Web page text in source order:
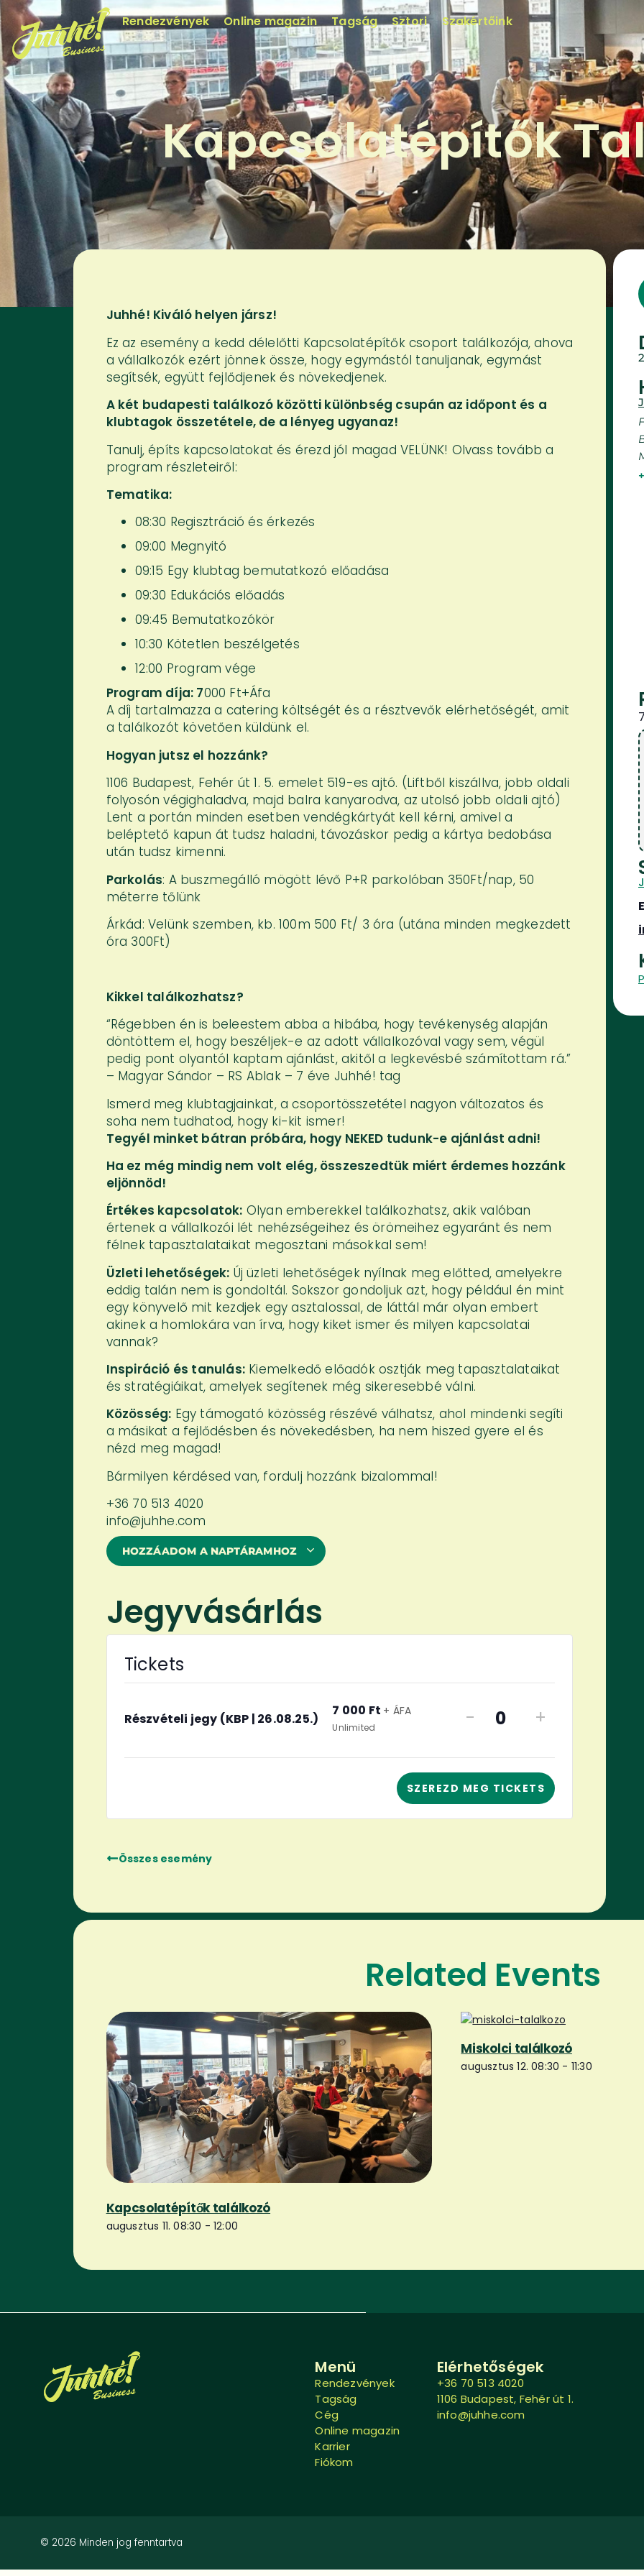
Rendezvények Online magazin Tagság Sztori Szakértőink
Kapcsolatépítők
Juhhé! Kiváló helyen jársz!
Ez az esemény a kedd délelőtti Kapcsolatépítők csoport találkozója, ahova
a vállalkozók ezért jönnek össze, hogy egymástól tanuljanak, egymást
segítsék, együtt fejlődjenek és növekedjenek.
A két budapesti találkozó közötti különbség csupán az időpont és a
klubtagok összetétele, de a lényeg ugyanaz!
Tanulj, építs kapcsolatokat és érezd jól magad VELÜNK! Olvass tovább a
program részleteiről:
Tematika:
08:30 Regisztráció és érkezés
09:00 Megnyitó
09:15 Egy klubtag bemutatkozó előadása
09:30 Edukációs előadás
09:45 Bemutatkozókör
10:30 Kötetlen beszélgetés
12:00 Program vége
Program díja: 7000 Ft+Áfa
A díj tartalmazza a catering költségét és a résztvevők elérhetőségét, amit
a találkozót követően küldünk el.
Hogyan jutsz el hozzánk?
1106 Budapest, Fehér út 1. 5. emelet 519-es ajtó. (Liftből kiszállva, jobb oldali
folyosón végighaladva, majd balra kanyarodva, az utolsó jobb oldali ajtó)
Lent a portán minden esetben vendégkártyát kell kérni, amivel a
beléptető kapun át tudsz haladni, távozáskor pedig a kártya bedobása
után tudsz kimenni.
Parkolás: A buszmegálló mögött lévő P+R parkolóban 350Ft/nap, 50
méterre tőlünk
Árkád: Velünk szemben, kb. 100m 500 Ft/ 3 óra (utána minden megkezdett
óra 300Ft)
Kikkel találkozhatsz?
“Régebben én is beleestem abba a hibába, hogy tevékenység alapján
döntöttem el, hogy beszéljek-e az adott vállalkozóval vagy sem, végül
pedig pont olyantól kaptam ajánlást, akitől a legkevésbé számítottam rá.”
– Magyar Sándor – RS Ablak – 7 éve Juhhé! tag
Ismerd meg klubtagjainkat, a csoportösszetétel nagyon változatos és
soha nem tudhatod, hogy ki-kit ismer!
Tegyél minket bátran próbára, hogy NEKED tudunk-e ajánlást adni!
Ha ez még mindig nem volt elég, összeszedtük miért érdemes hozzánk
eljönnöd!
Értékes kapcsolatok: Olyan emberekkel találkozhatsz, akik valóban
értenek a vállalkozói lét nehézségeihez és örömeihez egyaránt és nem
félnek tapasztalataikat megosztani másokkal sem!
Üzleti lehetőségek: Új üzleti lehetőségek nyílnak meg előtted, amelyekre
eddig talán nem is gondoltál. Sokszor gondoljuk azt, hogy például én mint
egy könyvelő mit kezdjek egy asztalossal, de láttál már olyan embert
akinek a homlokára van írva, hogy kiket ismer és milyen kapcsolatai
vannak?
Inspiráció és tanulás: Kiemelkedő előadók osztják meg tapasztalataikat
és stratégiáikat, amelyek segítenek még sikeresebbé válni.
Közösség: Egy támogató közösség részévé válhatsz, ahol mindenki segíti
a másikat a fejlődésben és növekedésben, ha nem hiszed gyere el és
nézd meg magad!
Bármilyen kérdésed van, fordulj hozzánk bizalommal!
+36 70 513 4020
info@juhhe.com
HOZZÁADOM A NAPTÁRAMHOZ
Jegyvásárlás
Tickets
Részvételi jegy (KBP | 26.08.25.)
7 000 Ft + ÁFA
Unlimited - Quantity
+
SZEREZD MEG TICKETS
Összes esemény
Related Events
Kapcsolatépítők találkozó
augusztus 11. 08:30 -12:00
Miskolci találkozó
augusztus 12. 08:30 - 11:30
Menü
Rendezvények
Tagság
Cég
Online magazin
Karrier
Fiókom
Elérhetőségek
+36 70 513 4020
1106 Budapest, Fehér út 1.
info@juhhe.com
© 2026 Minden jog fenntartva